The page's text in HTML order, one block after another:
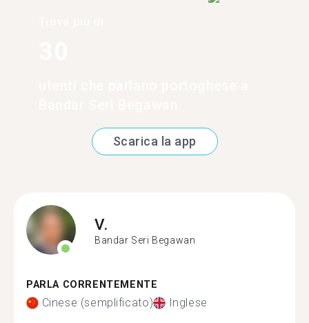
Scarica la app
V.
Bandar Seri Begawan
PARLA CORRENTEMENTE
Cinese (semplificato) Inglese